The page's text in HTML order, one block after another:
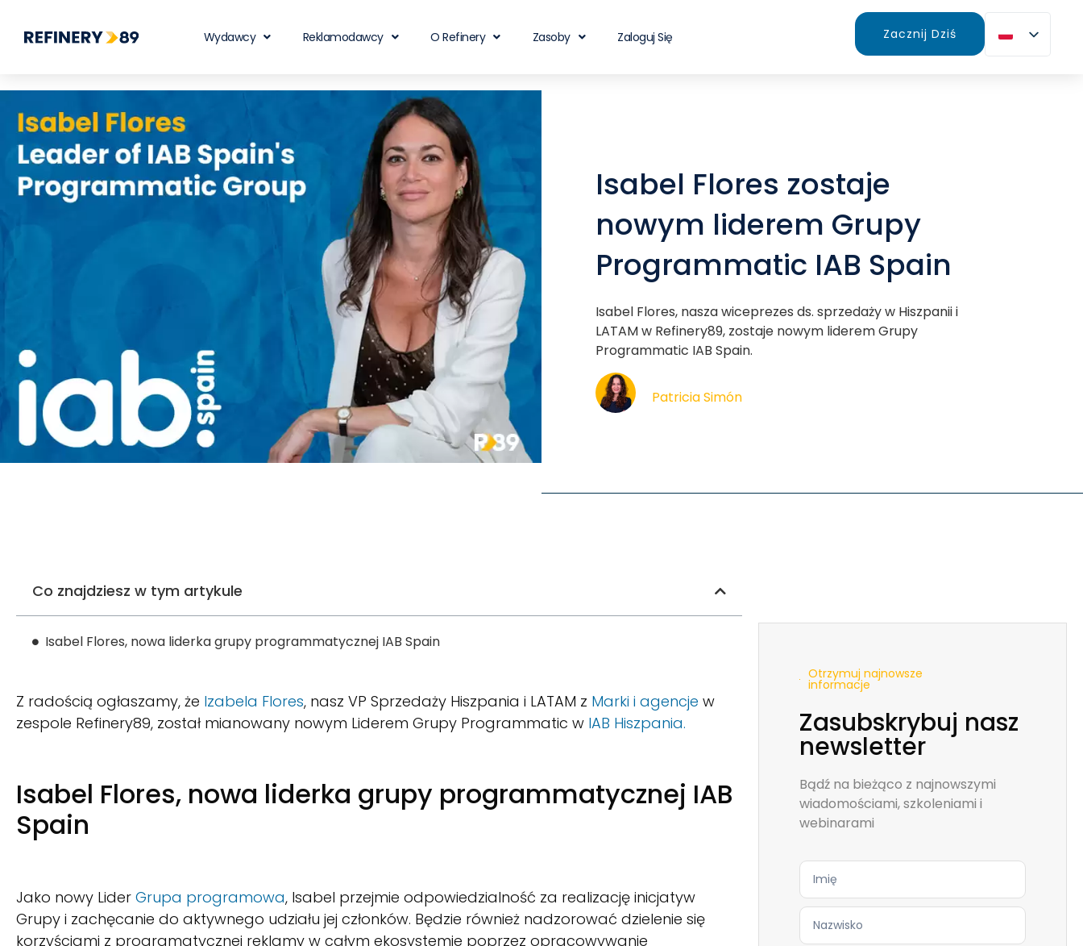
Wydawcy Reklamodawcy O Refinery Zasoby Zaloguj Się Zacznij Dziś
Isabel Flores zostaje
nowym liderem Grupy
Programmatic IAB Spain
Isabel Flores, nasza wiceprezes ds. sprzedaży w Hiszpanii i
LATAM w Refinery89, zostaje nowym liderem Grupy
Programmatic IAB Spain.
Patricia Simón
Co znajdziesz w tym artykule
Isabel Flores, nowa liderka grupy programmatycznej IAB Spain
Z radością ogłaszamy, że Izabela Flores, nasz VP Sprzedaży Hiszpania i LATAM z Marki i agencje w
zespole Refinery89, został mianowany nowym Liderem Grupy Programmatic w IAB Hiszpania.
Isabel Flores, nowa liderka grupy programmatycznej IAB
Spain
Jako nowy Lider Grupa programowa, Isabel przejmie odpowiedzialność za realizację inicjatyw
Grupy i zachęcanie do aktywnego udziału jej członków. Będzie również nadzorować dzielenie się
korzyściami z programatycznej reklamy w całym ekosystemie poprzez opracowywanie
Otrzymuj najnowsze
informacje
Zasubskrybuj nasz
newsletter
Bądź na bieżąco z najnowszymi
wiadomościami, szkoleniami i
webinarami